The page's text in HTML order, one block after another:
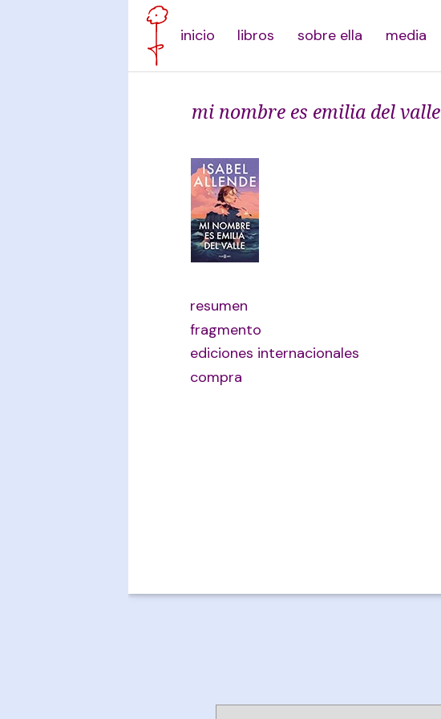
inicio libros sobre ella media
mi nombre es emilia del valle
resumen
fragmento
ediciones internacionales
compra